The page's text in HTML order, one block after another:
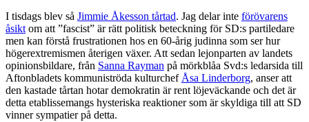
I tisdags blev så Jimmie Åkesson tårtad. Jag delar inte förövarens
åsikt om att ”fascist” är rätt politisk beteckning för SD:s partiledare
men kan förstå frustrationen hos en 60-årig judinna som ser hur
högerextremismen återigen växer. Att sedan lejonparten av landets
opinionsbildare, från Sanna Rayman på mörkblåa Svd:s ledarsida till
Aftonbladets kommuniströda kulturchef Åsa Linderborg, anser att
den kastade tårtan hotar demokratin är rent löjeväckande och det är
detta etablissemangs hysteriska reaktioner som är skyldiga till att SD
vinner sympatier på detta.